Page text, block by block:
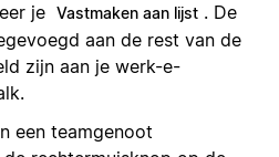
je Vastmaken aan lijst . De
aan de rest van de
zijn aan je werk-e-
een teamgenoot